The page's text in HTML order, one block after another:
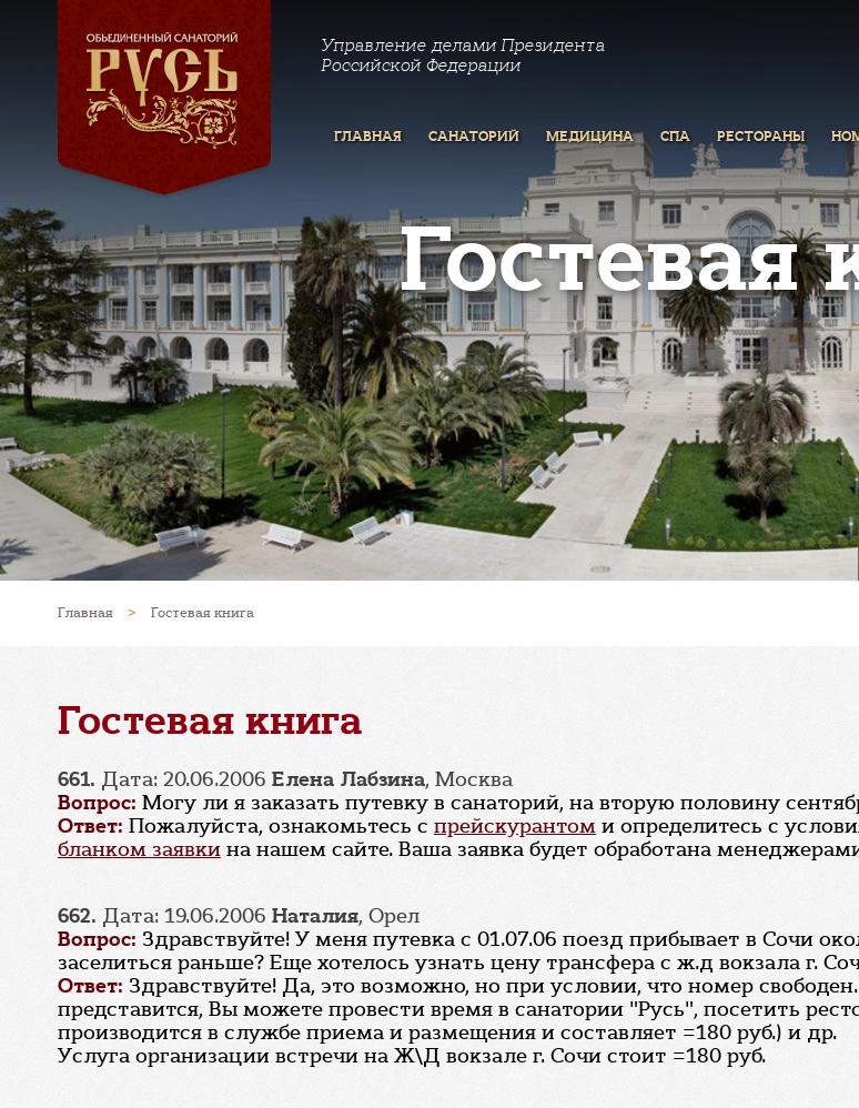
Управление делами Президента
Российской Федерации
ГЛАВНАЯ САНАТОРИЙ МЕДИЦИНА СПА РЕСТОРАНЫ
Гостевая
Главная > Гостевая книга
Гостевая книга
661. Дата: 20.06.2006 Елена Лабзина, Москва
Вопрос: Могу ли я заказать путевку в санаторий, на вторую половину
Ответ: Пожалуйста, ознакомьтесь с прейскурантом и определитесь с
бланком заявки на нашем сайте. Ваша заявка будет обработана
662. Дата: 19.06.2006 Наталия, Орел
Вопрос: Здравствуйте! У меня путевка с 01.07.06 поезд прибывает в Сочи
заселиться раньше? Еще хотелось узнать цену трансфера с ж.д вокзала г.
Ответ: Здравствуйте! Да, это возможно, но при условии, что номер
представится, Вы можете провести время в санатории "Русь", посетить
производится в службе приема и размещения и составляет =180 руб.) и др.
Услуга организации встречи на Ж\Д вокзале г. Сочи стоит =180 руб.